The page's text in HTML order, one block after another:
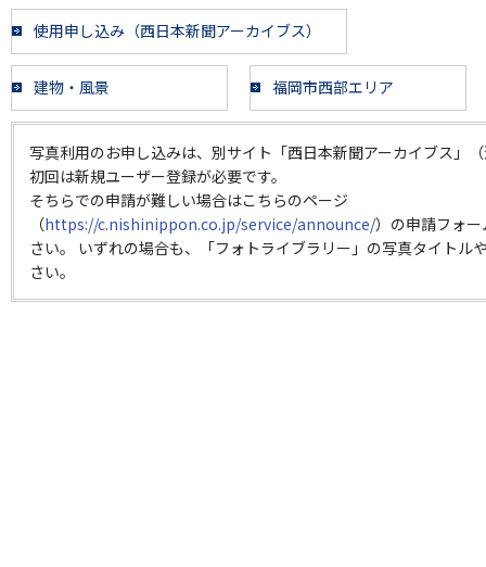
使用申し込み（西日本新聞アーカイブス）
建物・風景 福岡市西部エリア
写真利用のお申し込みは、別サイト「西日本新聞アーカイブス」
初回は新規ユーザー登録が必要です。
そちらでの申請が難しい場合はこちらのページ
（https://c.nishinippon.co.jp/service/announce/）の申請フォ
さい。 いずれの場合も、「フォトライブラリー」の写真タイトル
さい。